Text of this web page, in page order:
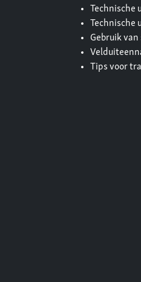
Technische
Technische
Gebruik
Tips voor